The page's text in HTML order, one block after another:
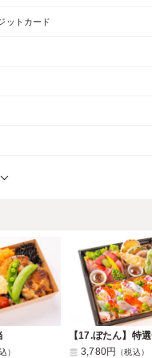
ットカード
） 3,780円 （税込）